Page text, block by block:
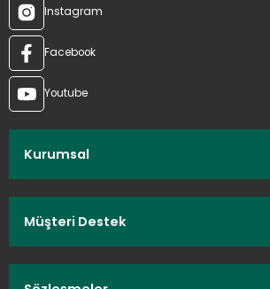
Instagram
Facebook
Youtube
Kurumsal
Müşteri Destek